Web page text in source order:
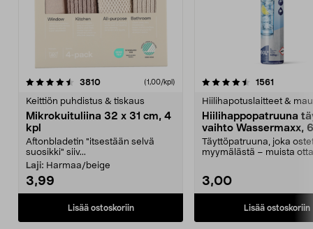
3810arvostelut (1,00/kpl)
Keittiön puhdistus & tiskaus
Mikrokuituliina 32 x 31 cm, 4
kpl
Aftonbladetin "itsestään selvä
suosikki" siiv...
Laji: Harmaa/beige
3,99
Lisää ostoskoriin
4.5viidestä
1561
Hiilihapotuslaitteet &
Hiilihappopatruuna
vaihto Wassermaxx,
Täyttöpatruuna, joka
myymälästä – muista
3,00
Lisää ostoskoriin
4.5viidestä